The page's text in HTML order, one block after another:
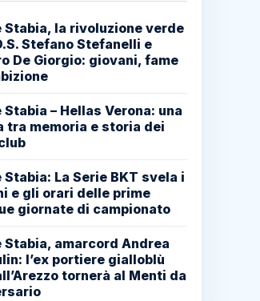
Stabia, la rivoluzione verde
Stefano Stefanelli e
De Giorgio: giovani, fame
Stabia – Hellas Verona: una
tra memoria e storia dei
Stabia: La Serie BKT svela i
e gli orari delle prime
giornate di campionato
Stabia, amarcord Andrea
l’ex portiere gialloblù
tornerà al Menti da